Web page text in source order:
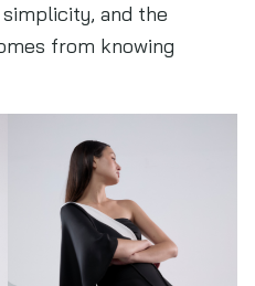
and the
from knowing